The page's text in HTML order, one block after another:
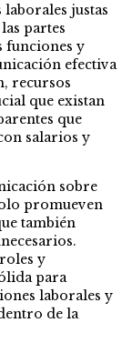
justas
partes
funciones y
efectiva
recursos
que existan
que
salarios y
sobre
promueven
también
y
para
laborales y
de la